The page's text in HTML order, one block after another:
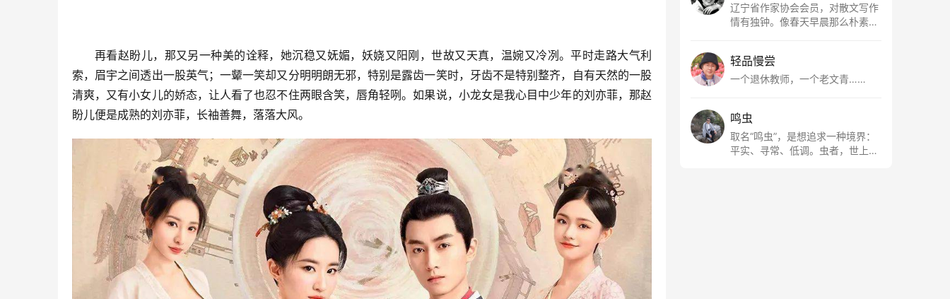
再看赵盼儿，那又另一种美的诠释，她沉稳又妩媚，妖娆又阳刚，世故又天真，温婉又冷冽。平时走路大气利
索，眉宇之间透出一股英气；一颦一笑却又分明明朗无邪，特别是露齿一笑时，牙齿不是特别整齐，自有天然的一股
清爽，又有小女儿的娇态，让人看了也忍不住两眼含笑，唇角轻咧。如果说，小龙女是我心目中少年的刘亦菲，那赵
盼儿便是成熟的刘亦菲，长袖善舞，落落大风。
慢熟悉你。
辽宁省作家协会会员，对散文写作
情有独钟。像春天早晨那么朴素，
轻品慢尝
一个退休教师，一个老文青……
鸣虫
取名“鸣虫”，是想追求一种境界：
平实、寻常、低调。虫者，世上最